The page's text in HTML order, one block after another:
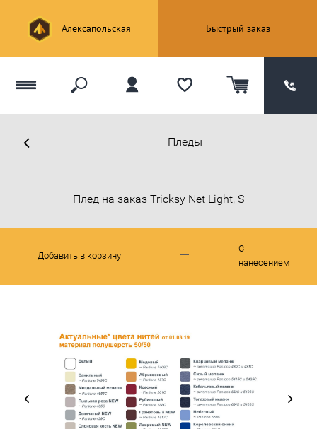
Алексапольская Быстрый заказ
Пледы
С
нанесением
Плед на заказ Tricksy Net Light, S
Добавить в корзину